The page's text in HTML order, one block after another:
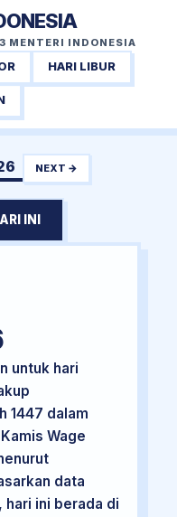
MENTERI INDONESIA
HARI LIBUR
NEXT →
INI
untuk hari
1447 dalam
Wage
data
ini berada di